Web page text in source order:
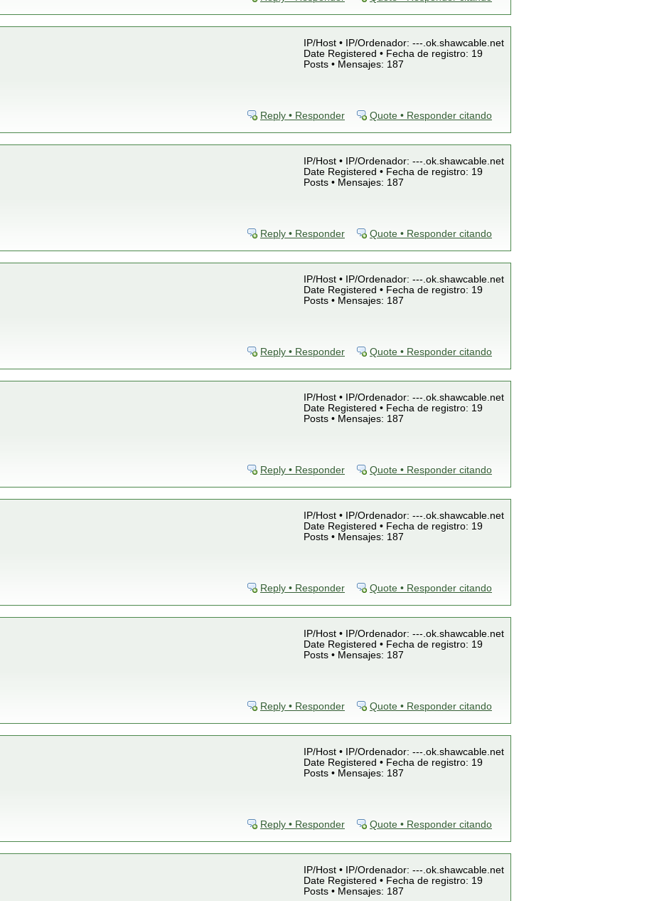
IP/Host • IP/Ordenador: ---.ok.shawcable.net
Date Registered • Fecha de registro: 19
Posts • Mensajes: 187
Reply • Responder Quote • Responder citando
IP/Host • IP/Ordenador: ---.ok.shawcable.net
Date Registered • Fecha de registro: 19
Posts • Mensajes: 187
Reply • Responder Quote • Responder citando
IP/Host • IP/Ordenador: ---.ok.shawcable.net
Date Registered • Fecha de registro: 19
Posts • Mensajes: 187
Reply • Responder Quote • Responder citando
IP/Host • IP/Ordenador: ---.ok.shawcable.net
Date Registered • Fecha de registro: 19
Posts • Mensajes: 187
Reply • Responder Quote • Responder citando
IP/Host • IP/Ordenador: ---.ok.shawcable.net
Date Registered • Fecha de registro: 19
Posts • Mensajes: 187
Reply • Responder Quote • Responder citando
IP/Host • IP/Ordenador: ---.ok.shawcable.net
Date Registered • Fecha de registro: 19
Posts • Mensajes: 187
Reply • Responder Quote • Responder citando
IP/Host • IP/Ordenador: ---.ok.shawcable.net
Date Registered • Fecha de registro: 19
Posts • Mensajes: 187
Reply • Responder Quote • Responder citando
IP/Host • IP/Ordenador: ---.ok.shawcable.net
Date Registered • Fecha de registro: 19
Posts • Mensajes: 187